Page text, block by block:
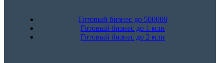
Готовый бизнес до 500000
Готовый бизнес до 1 млн
Готовый бизнес до 2 млн